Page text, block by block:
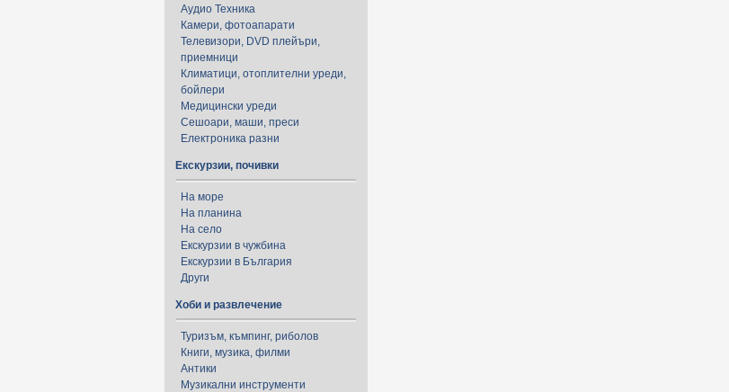
Аудио Техника
Камери, фотоапарати
Телевизори, DVD плейъри,
приемници
Климатици, отоплителни уреди,
бойлери
Медицински уреди
Сешоари, маши, преси
Електроника разни
Екскурзии, почивки
На море
На планина
На село
Екскурзии в чужбина
Екскурзии в България
Други
Хоби и развлечение
Туризъм, къмпинг, риболов
Книги, музика, филми
Антики
Музикални инструменти